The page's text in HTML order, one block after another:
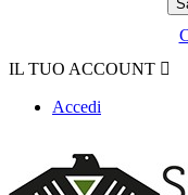
IL TUO ACCOUNT 
Accedi